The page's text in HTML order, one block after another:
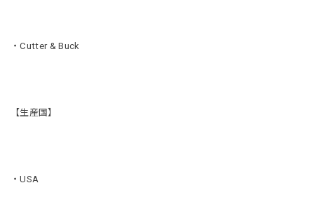
・Cutter & Buck
【生産国】
・USA